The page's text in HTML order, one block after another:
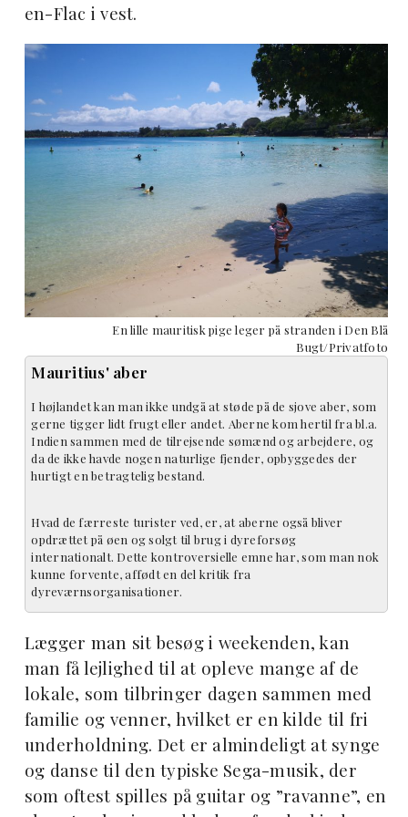
en-Flac i vest.
En lille mauritisk pige leger på stranden i Den Blå
Bugt/Privatfoto
Mauritius' aber
I højlandet kan man ikke undgå at støde på de sjove aber, som
gerne tigger lidt frugt eller andet. Aberne kom hertil fra bl.a.
Indien sammen med de tilrejsende sømænd og arbejdere, og
da de ikke havde nogen naturlige fjender, opbyggedes der
hurtigt en betragtelig bestand.
Hvad de færreste turister ved, er, at aberne også bliver
opdrættet på øen og solgt til brug i dyreforsøg
internationalt. Dette kontrover­sielle emne har, som man nok
kunne forvente, affødt en del kritik fra
dyreværnsorganisationer.
Lægger man sit besøg i weekenden, kan
man få lejlighed til at opleve mange af de
lokale, som tilbringer dagen sammen med
familie og venner, hvilket er en kilde til fri
underholdning. Det er almindeligt at synge
og danse til den typiske Sega-musik, der
som oftest spilles på guitar og ”ravanne”, en